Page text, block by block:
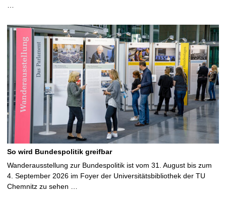
…
So wird Bundespolitik greifbar
Wanderausstellung zur Bundespolitik ist vom 31. August bis zum
4. September 2026 im Foyer der Universitätsbibliothek der TU
Chemnitz zu sehen …